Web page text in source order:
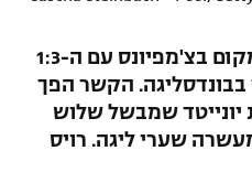
דורטמונד הבטיחה את המקום בצ'מפיונס עם ה-1:3
בבונדסליגה. הקשר הפך
יונייטד שמבשל שלוש
שערי ליגה. רויס